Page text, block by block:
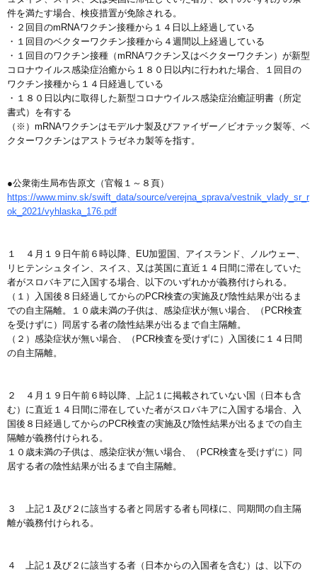
件を満たす場合、検疫措置が免除される。
・２回目のmRNAワクチン接種から１４日以上経過している
・１回目のベクターワクチン接種から４週間以上経過している
・１回目のワクチン接種（mRNAワクチン又はベクターワクチン）が新型
コロナウイルス感染症治癒から１８０日以内に行われた場合、１回目の
ワクチン接種から１４日経過している
・１８０日以内に取得した新型コロナウイルス感染症治癒証明書（所定
書式）を有する
（※）mRNAワクチンはモデルナ製及びファイザー／ビオテック製等、ベ
クターワクチンはアストラゼネカ製等を指す。
●公衆衛生局布告原文（官報１～８頁）
https://www.minv.sk/swift_data/source/verejna_sprava/vestnik_vlady_sr_r
ok_2021/vyhlaska_176.pdf
１ ４月１９日午前６時以降、EU加盟国、アイスランド、ノルウェー、
リヒテンシュタイン、スイス、又は英国に直近１４日間に滞在していた
者がスロバキアに入国する場合、以下のいずれかが義務付けられる。
（１）入国後８日経過してからのPCR検査の実施及び陰性結果が出るま
での自主隔離。１０歳未満の子供は、感染症状が無い場合、（PCR検査
を受けずに）同居する者の陰性結果が出るまで自主隔離。
（２）感染症状が無い場合、（PCR検査を受けずに）入国後に１４日間
の自主隔離。
２ ４月１９日午前６時以降、上記１に掲載されていない国（日本も含
む）に直近１４日間に滞在していた者がスロバキアに入国する場合、入
国後８日経過してからのPCR検査の実施及び陰性結果が出るまでの自主
隔離が義務付けられる。
１０歳未満の子供は、感染症状が無い場合、（PCR検査を受けずに）同
居する者の陰性結果が出るまで自主隔離。
３ 上記１及び２に該当する者と同居する者も同様に、同期間の自主隔
離が義務付けられる。
４ 上記１及び２に該当する者（日本からの入国者を含む）は、以下の